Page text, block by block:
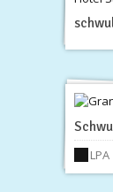
LPA